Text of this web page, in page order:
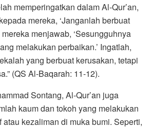
memperingatkan dalam Al-Qur’an,
mereka, ‘Janganlah berbuat
mereka menjawab, ‘Sesungguhnya
melakukan perbaikan.’ Ingatlah,
yang berbuat kerusakan, tetapi
(QS Al-Baqarah: 11-12).
Sontang, Al-Qur’an juga
kaum dan tokoh yang melakukan
atau kezaliman di muka bumi. Seperti,